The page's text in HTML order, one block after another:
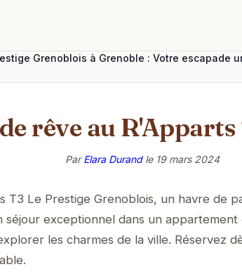
Grenoblois à Grenoble : Votre escapade
rêve au
ParElara Durandle 19 mars 2024
T3 Le Prestige Grenoblois, un havre de
séjour exceptionnel dans un
les charmes de la ville. Réservez